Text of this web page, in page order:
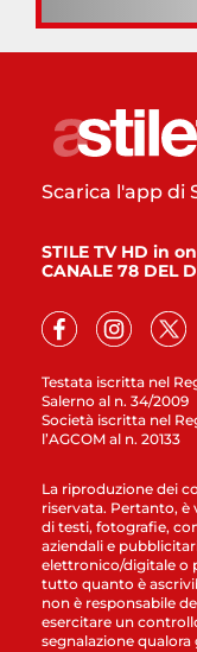
Testata iscritta nel
Salerno al n. 34/2009
Società iscritta nel
l’AGCOM al n. 20133
Scarica l'app di
STILE TV HD in
CANALE 78 DEL
La riproduzione dei
riservata. Pertanto, è
di testi, fotografie,
aziendali e
elettronico/digitale o
tutto quanto è
non è responsabile
esercitare un
segnalazione